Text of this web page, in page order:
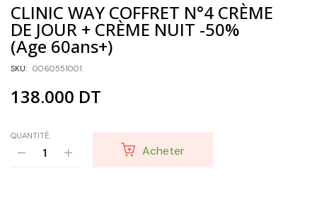
CLINIC WAY COFFRET N°4 CRÈME
DE JOUR + CRÈME NUIT -50%
(Age 60ans+)
SKU: 0060551001
138.000 DT
QUANTITÉ:
Acheter